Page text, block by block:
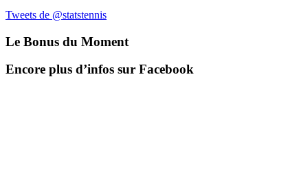
Tweets de @statstennis
Le Bonus du Moment
Encore plus d’infos sur Facebook